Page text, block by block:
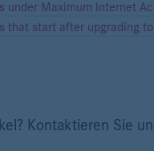
under Maximum Internet
that start after upgrading
Kontaktieren Sie